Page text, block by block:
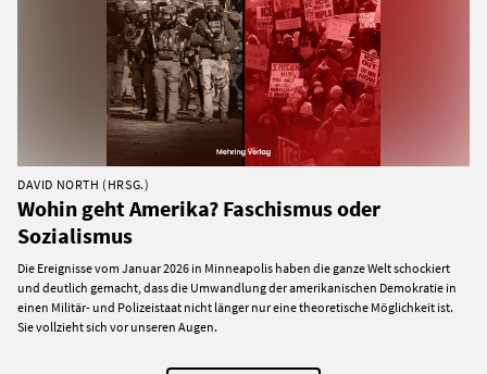
DAVID NORTH (HRSG.)
Wohin geht Amerika? Faschismus oder
Sozialismus
Die Ereignisse vom Januar 2026 in Minneapolis haben die ganze Welt schockiert
und deutlich gemacht, dass die Umwandlung der amerikanischen Demokratie in
einen Militär- und Polizeistaat nicht länger nur eine theoretische Möglichkeit ist.
Sie vollzieht sich vor unseren Augen.